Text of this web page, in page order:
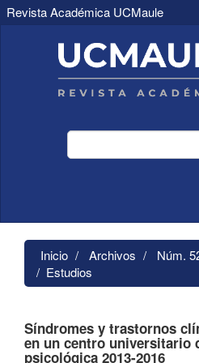
Revista Académica UCMaule
principal
Contenido
principal
Barra
Inicio Archivos
Núm.
Estudios
Síndromes y trastornos
en un centro universitario
psicológica 2013-2016